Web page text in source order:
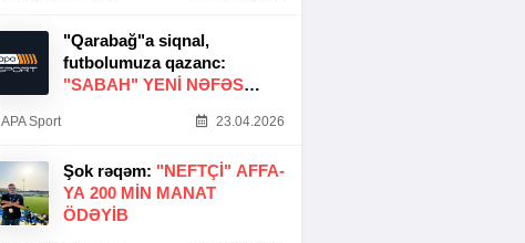
"Qarabağ"a siqnal,
futbolumuza qazanc:
"SABAH" YENI NƏFƏS
APA Sport 23.04.2026
Şok rəqəm: "NEFTÇI" AFFA-
YA 200 MIN MANAT
ÖDƏYIB